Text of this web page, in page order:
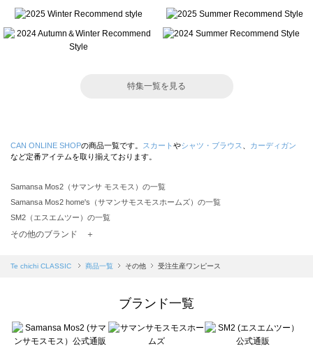
特集一覧を見る
CAN ONLINE SHOPの商品一覧です。 スカート やシャツ・ブラウス
カーディガン
など定番アイテムを取り揃えております。
Samansa Mos2（サマンサ モスモス）の一覧
Samansa Mos2 home's（サマンサモスモスホームズ）の一覧
SM2（エスエムツー）の一覧
TSUHARU by Samansa Mos2（ツハルバイサマンサモスモス）の一覧
Samansa Mos2 blue（サマンサモスモス ブルー）の一覧
Te chichi（テチチ）の一覧
Te chichi CLASSIC（テチチ クラシック）の一覧
その他のブランド ＋
Te chichi CLASSIC 商品一覧 その他 受注生産ワンピース
ブランド一覧